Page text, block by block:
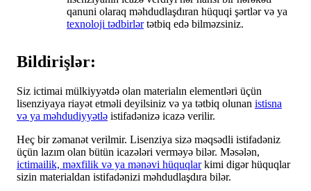
qanuni olaraq məhdudlaşdıran hüquqi şərtlər və ya
texnoloji tədbirlərtətbiq edə bilməzsiniz.
Bildirişlər:
Siz ictimai mülkiyyətdə olan materialın elementləri üçün
lisenziyaya riayət etməli deyilsiniz və ya tətbiq olunan istisna
və ya məhdudiyyətlə istifadənizə icazə verilir.
Heç bir zəmanət verilmir. Lisenziya sizə məqsədli istifadəniz
üçün lazım olan bütün icazələri verməyə bilər. Məsələn,
ictimailik, məxfilik və ya mənəvi hüquqlarkimi digər hüquqlar
sizin materialdan istifadənizi məhdudlaşdıra bilər.